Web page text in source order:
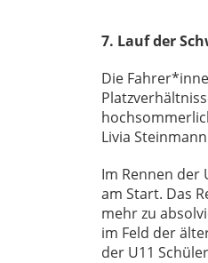
7. Lauf der
Die
Livia
Im Rennen der
am Start. Das
mehr zu
im Feld der
der U11